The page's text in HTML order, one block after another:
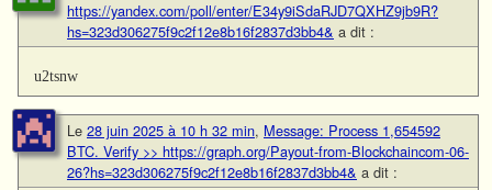
https://yandex.com/poll/enter/E34y9iSdaRJD7QXHZ9jb9R?
hs=323d306275f9c2f12e8b16f2837d3bb4& a dit :
u2tsnw
Le 28 juin 2025 à 10 h 32 min, Message: Process 1,654592
BTC. Verify >> https://graph.org/Payout-from-Blockchaincom-06-
26?hs=323d306275f9c2f12e8b16f2837d3bb4& a dit :